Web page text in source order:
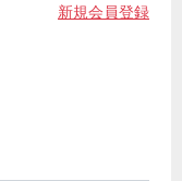
新規会員登録